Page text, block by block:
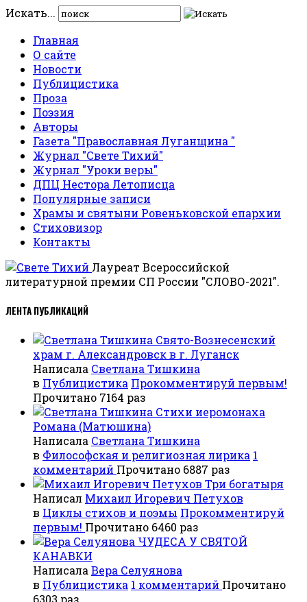
Искать...
Главная
О сайте
Новости
Публицистика
Проза
Поэзия
Авторы
Газета "Православная Луганщина "
Журнал "Свете Тихий"
Журнал "Уроки веры"
ДПЦ Нестора Летописца
Популярные записи
Храмы и святыни Ровеньковской епархии
Стиховизор
Контакты
Лауреат Всероссийской
литературной премии СП России "СЛОВО-2021".
ЛЕНТА ПУБЛИКАЦИЙ
Свято-Вознесенский
храм г. Александровск в г. Луганск
Написала Светлана Тишкина
в Публицистика Прокомментируй первым!
Прочитано 7164 раз
Стихи иеромонаха
Романа (Матюшина)
Написала Светлана Тишкина
в Философская и религиозная лирика 1
комментарий Прочитано 6887 раз
Три богатыря
Написал Михаил Игоревич Петухов
в Циклы стихов и поэмы Прокомментируй
первым! Прочитано 6460 раз
ЧУДЕСА У СВЯТОЙ
КАНАВКИ
НаписалаВера Селуянова
в Публицистика 1 комментарий Прочитано